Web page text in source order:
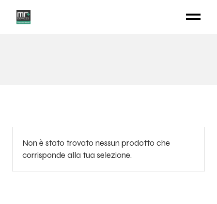
Non è stato trovato nessun prodotto che
corrisponde alla tua selezione.